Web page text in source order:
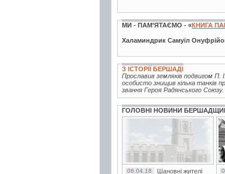
МИ - ПАМ’ЯТАЄМО - «КНИГА
Халаминдрик Самуїл
З ІСТОРІЇ БЕРШАДІ
Прославив земляків подвигом П.
особисто знищив кілька танків
звання Героя Радянського
ГОЛОВНІ НОВИНИ
06.04.18 Шановні жителі